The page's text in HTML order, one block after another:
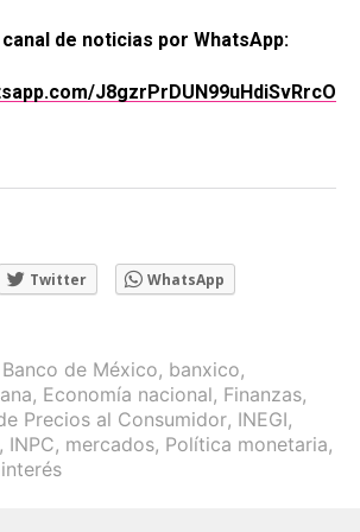
de noticias por WhatsApp:
J8gzrPrDUN99uHdiSvRrcO
Twitter WhatsApp
Banco de México, banxico,
, Economía nacional, Finanzas,
Precios al Consumidor, INEGI,
, INPC, mercados, Política monetaria,